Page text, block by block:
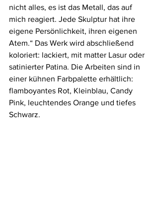
nicht alles, es ist das Metall, das auf
mich reagiert. Jede Skulptur hat ihre
eigene Persönlichkeit, ihren eigenen
Atem.“ Das Werk wird abschließend
koloriert: lackiert, mit matter Lasur oder
satinierter Patina. Die Arbeiten sind in
einer kühnen Farbpalette erhältlich:
flamboyantes Rot, Kleinblau, Candy
Pink, leuchtendes Orange und tiefes
Schwarz.